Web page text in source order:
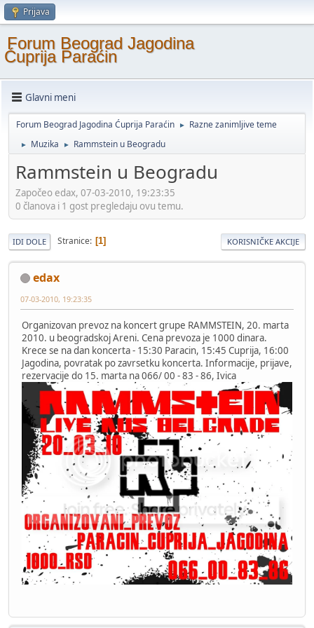
Prijava
Forum Beograd Jagodina
Ćuprija Paraćin
Glavni meni
Forum Beograd Jagodina Ćuprija Paraćin ► Razne zanimljive teme
► Muzika ► Rammstein u Beogradu
Rammstein u Beogradu
Započeo edax, 07-03-2010, 19:23:35
0 članova i 1 gost pregledaju ovu temu.
IDI DOLE Stranice 1 KORISNIČKE AKCIJE
edax
07-03-2010, 19:23:35
Organizovan prevoz na koncert grupe RAMMSTEIN, 20. marta
2010. u beogradskoj Areni. Cena prevoza je 1000 dinara.
Krece se na dan koncerta - 15:30 Paracin, 15:45 Cuprija, 16:00
Jagodina, povratak po zavrsetku koncerta. Informacije, prijave,
rezervacije do 15. marta na 066/ 00 - 83 - 86, Ivica